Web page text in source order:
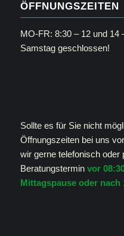
ÖFFNUNGSZEITEN
MO-FR: 8:30 – 12 und 14
Samstag geschlossen!
Sollte es für Sie nicht
Öffnungszeiten bei uns
wir gerne telefonischoder
Beratungstermin vor
Mittagspause oder nach